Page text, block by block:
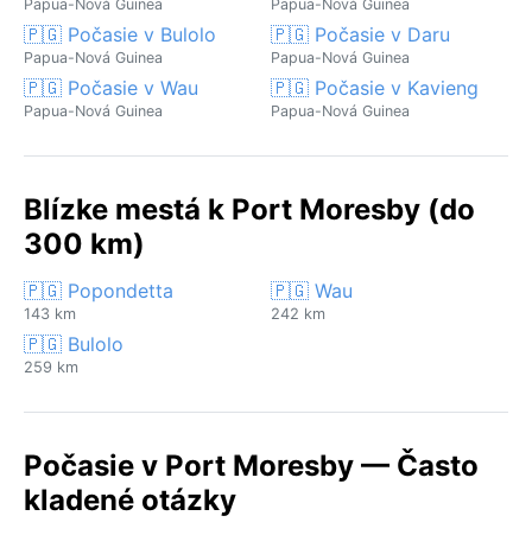
Papua-Nová Guinea Papua-Nová Guinea
🇵🇬 Počasie v Bulolo
Papua-Nová Guinea
🇵🇬 Počasie v Daru
Papua-Nová Guinea
🇵🇬 Počasie v Wau
Papua-Nová Guinea
🇵🇬 Počasie v Kavieng
Papua-Nová Guinea
Blízke mestá k Port Moresby (do
300 km)
🇵🇬 Popondetta
143 km
🇵🇬 Wau
242 km
🇵🇬 Bulolo
259 km
Počasie v Port Moresby — Často
kladené otázky